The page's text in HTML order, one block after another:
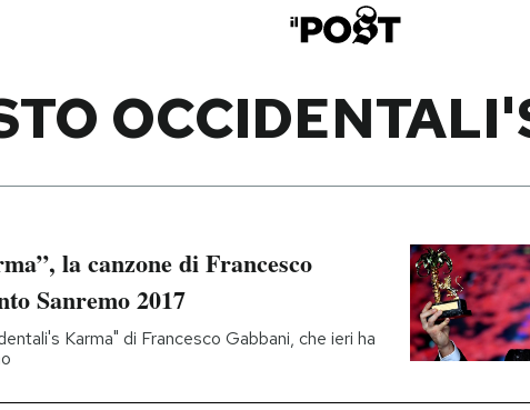
la canzone di Francesco
Sanremo 2017
Karma" di Francesco Gabbani, che ieri ha